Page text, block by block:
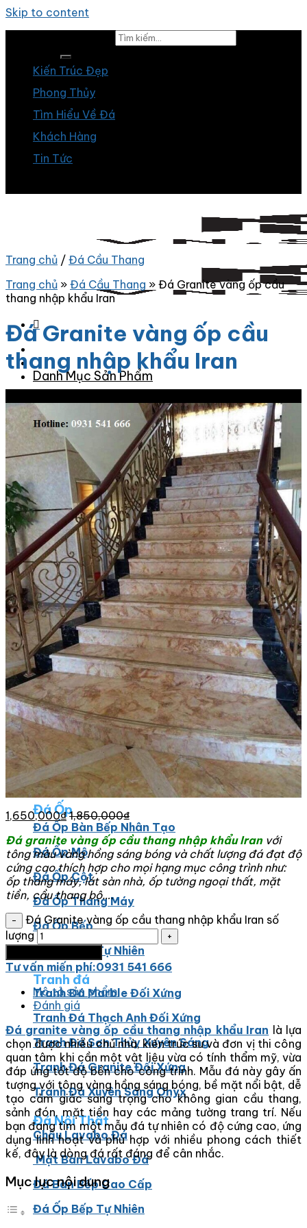
Skip to content
Kiến Trúc Đẹp
Phong Thủy
Tìm Hiểu Về Đá
Khách Hàng
Tin Tức
Danh Mục Sản Phẩm
Đá Granite
Đá Granite Màu Vàng
Đá Granite Màu Xám
Đá Granite Màu Đen
Đá Granite Màu Xanh
Đá Granite Màu Nâu
Đá Granite Màu Đỏ
Đá Travertine
Đá Marble
Đá Marble Màu Kem
Đá Marble Màu Nâu
Đá Marble Màu Đen
Đá Marble Màu Đỏ
Đá Marble Màu Vàng
Đá Marble Màu Trắng
Đá Marble Màu Xanh
Đá Ốp
Đá Ốp Bàn Bếp Nhân Tạo​
Đá Ốp Mộ
Đá Ốp Cột
Đá Ốp Thang Máy
Đá Ốp Bếp
Đá Ốp Bếp Tự Nhiên
Tranh đá
Tranh Đá Marble Đối Xứng
Tranh Đá Thạch Anh Đối Xứng
Tranh Đá Sơn Thủy Xuyên Sáng
Tranh Đá Granite Đối Xứng
Tranh Đá Xuyên Sáng Onyx
Đá Nội Thất
Chậu Lavabo Đá
Mặt Bàn Lavabo Đá
Đá Bàn Bếp Cao Cấp
Đá Ốp Bếp Tự Nhiên
Trang chủ / Đá Cầu Thang
Trang chủ » Đá Cầu Thang » Đá Granite vàng ốp cầu
thang nhập khẩu Iran
Đá Granite vàng ốp cầu
thang nhập khẩu Iran
1,650,000₫ 1,850,000₫
Đá granite vàng ốp cầu thang nhập khẩu Iran với
tông màu vàng hồng sáng bóng và chất lượng đá đạt độ
cứng cao thích hợp cho mọi hạng mục công trình như:
ốp thang máy, lát sàn nhà, ốp tường ngoại thất, mặt
tiền, cầu thang bộ….
Đá Granite vàng ốp cầu thang nhập khẩu Iran số
lượng
Tư vấn miến phí:0931 541 666
Mô tả sản phẩm
Đánh giá
Đá granite vàng ốp cầu thang nhập khẩu Iran là lựa
chọn được nhiều chủ nhà, kiến trúc sư và đơn vị thi công
quan tâm khi cần một vật liệu vừa có tính thẩm mỹ, vừa
đáp ứng tốt độ bền cho công trình. Mẫu đá này gây ấn
tượng với tông vàng hồng sáng bóng, bề mặt nổi bật, dễ
tạo cảm giác sang trọng cho không gian cầu thang,
sảnh đón, mặt tiền hay các mảng tường trang trí. Nếu
bạn đang tìm một mẫu đá tự nhiên có độ cứng cao, ứng
dụng linh hoạt và phù hợp với nhiều phong cách thiết
kế, đây là dòng đá rất đáng để cân nhắc.
Mục lục nội dung